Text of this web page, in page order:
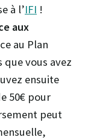
à l’IFI !
aux
au Plan
vous avez
ensuite
50€ pour
peut